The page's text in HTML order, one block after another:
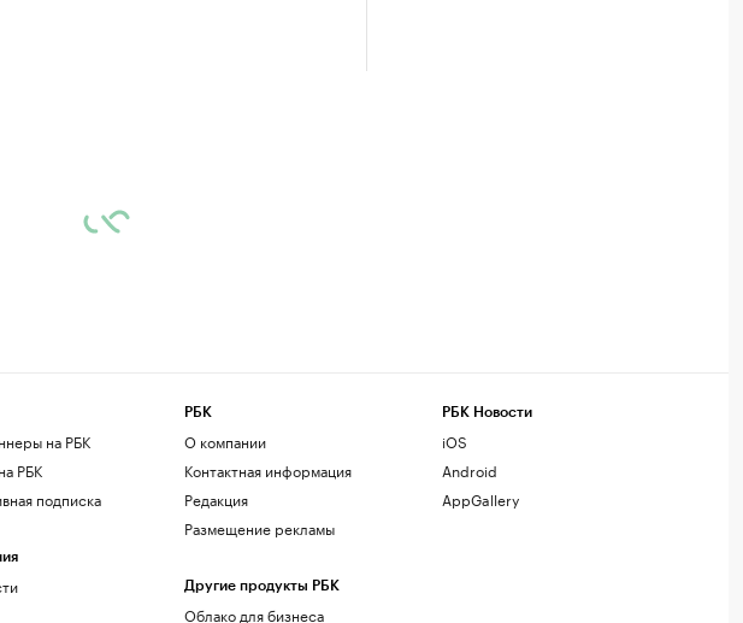
на РБК
РБК
подписка
РБК
О компании
Контактная информация
Редакция
Размещение рекламы
Другие продукты РБК
Облако для бизнеса
РБК Новости
iOS
Android
AppGallery